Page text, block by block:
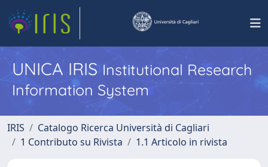
UNICA IRISInstitutional Research
Information System
IRIS
Catalogo Ricerca Università di Cagliari
1 Contributo su Rivista
1.1 Articolo in rivista